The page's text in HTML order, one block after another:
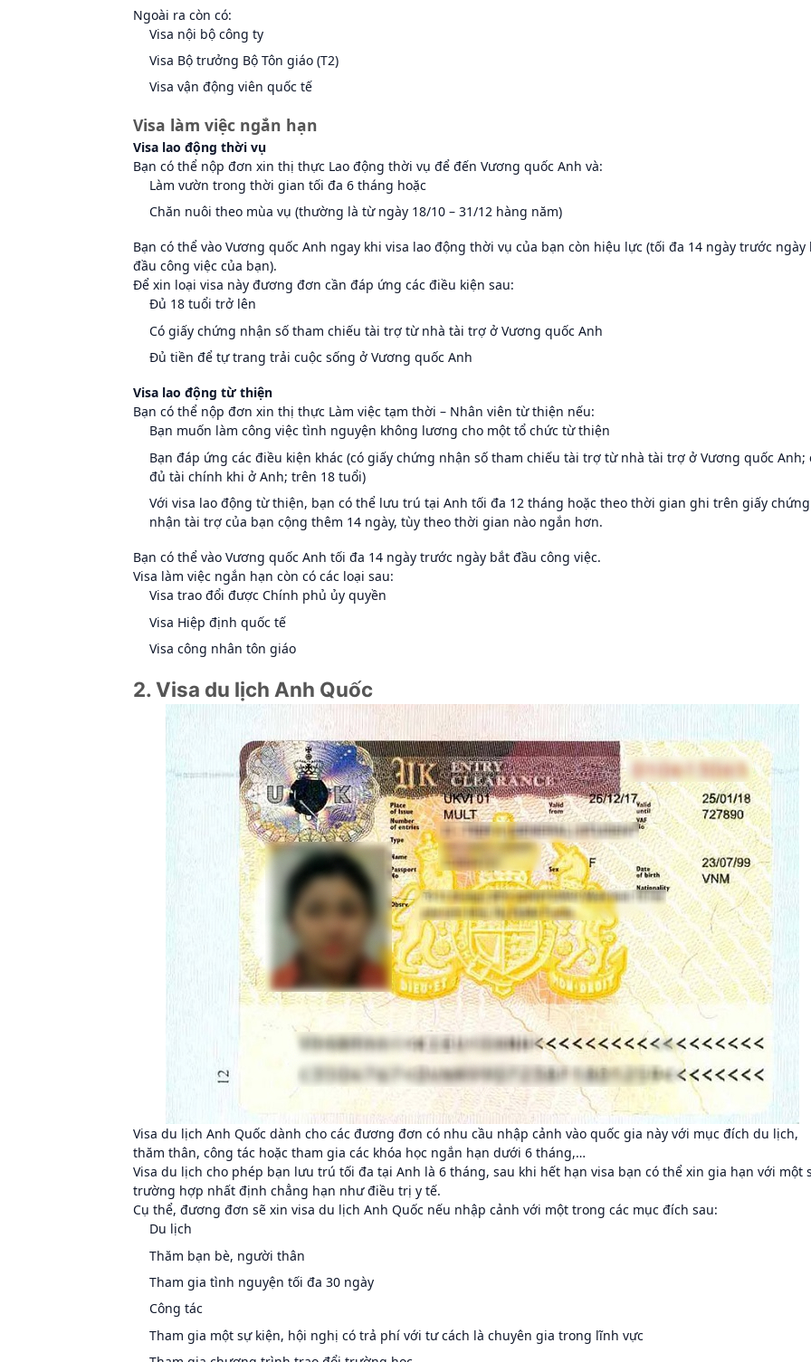
Ngoài ra còn có:
Visa nội bộ công ty
Visa Bộ trưởng Bộ Tôn giáo (T2)
Visa vận động viên quốc tế
Visa làm việc ngắn hạn
Visa lao động thời vụ
Bạn có thể nộp đơn xin thị thực Lao động thời vụ để đến Vương quốc Anh và:
Làm vườn trong thời gian tối đa 6 tháng hoặc
Chăn nuôi theo mùa vụ (thường là từ ngày 18/10 – 31/12 hàng năm)
Bạn có thể vào Vương quốc Anh ngay khi visa lao động thời vụ của bạn còn hiệu lực (tối đa 14 ngày trước ngày
đầu công việc của bạn).
Để xin loại visa này đương đơn cần đáp ứng các điều kiện sau:
Đủ 18 tuổi trở lên
Có giấy chứng nhận số tham chiếu tài trợ từ nhà tài trợ ở Vương quốc Anh
Đủ tiền để tự trang trải cuộc sống ở Vương quốc Anh
Visa lao động từ thiện
Bạn có thể nộp đơn xin thị thực Làm việc tạm thời – Nhân viên từ thiện nếu:
Bạn muốn làm công việc tình nguyện không lương cho một tổ chức từ thiện
Bạn đáp ứng các điều kiện khác (có giấy chứng nhận số tham chiếu tài trợ từ nhà tài trợ ở Vương quốc Anh;
đủ tài chính khi ở Anh; trên 18 tuổi)
Với visa lao động từ thiện, bạn có thể lưu trú tại Anh tối đa 12 tháng hoặc theo thời gian ghi trên giấy chứng
nhận tài trợ của bạn cộng thêm 14 ngày, tùy theo thời gian nào ngắn hơn.
Bạn có thể vào Vương quốc Anh tối đa 14 ngày trước ngày bắt đầu công việc.
Visa làm việc ngắn hạn còn có các loại sau:
Visa trao đổi được Chính phủ ủy quyền
Visa Hiệp định quốc tế
Visa công nhân tôn giáo
2. Visa du lịch Anh Quốc
Visa du lịch Anh Quốc dành cho các đương đơn có nhu cầu nhập cảnh vào quốc gia này với mục đích du lịch,
thăm thân, công tác hoặc tham gia các khóa học ngắn hạn dưới 6 tháng,…
Visa du lịch cho phép bạn lưu trú tối đa tại Anh là 6 tháng, sau khi hết hạn visa bạn có thể xin gia hạn với một
trường hợp nhất định chẳng hạn như điều trị y tế.
Cụ thể, đương đơn sẽ xin visa du lịch Anh Quốc nếu nhập cảnh với một trong các mục đích sau:
Du lịch
Thăm bạn bè, người thân
Tham gia tình nguyện tối đa 30 ngày
Công tác
Tham gia một sự kiện, hội nghị có trả phí với tư cách là chuyên gia trong lĩnh vực